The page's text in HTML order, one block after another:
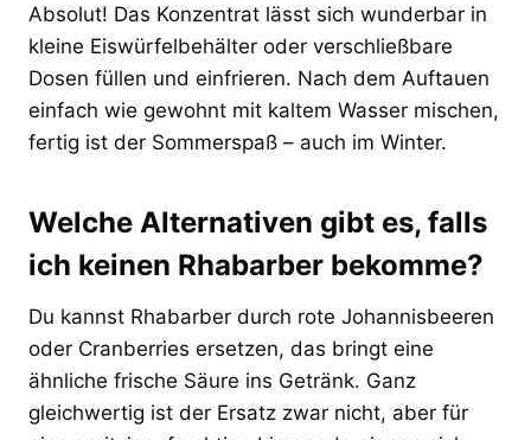
Absolut! Das Konzentrat lässt sich wunderbar in
kleine Eiswürfelbehälter oder verschließbare
Dosen füllen und einfrieren. Nach dem Auftauen
einfach wie gewohnt mit kaltem Wasser mischen,
fertig ist der Sommerspaß – auch im Winter.
Welche Alternativen gibt es, falls
ich keinen Rhabarber bekomme?
Du kannst Rhabarber durch rote Johannisbeeren
oder Cranberries ersetzen, das bringt eine
ähnliche frische Säure ins Getränk. Ganz
gleichwertig ist der Ersatz zwar nicht, aber für